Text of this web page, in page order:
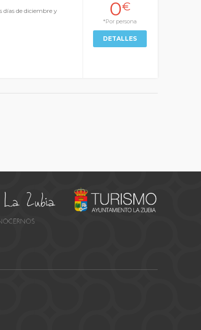
días de diciembre y
0€
*Por persona
DETALLES